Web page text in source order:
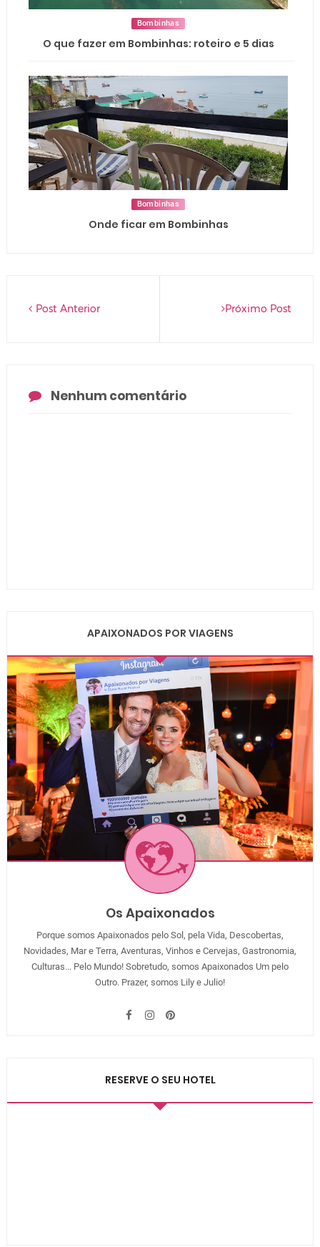
Bombinhas
O que fazer em Bombinhas: roteiro e 5 dias
Bombinhas
Onde ficar em Bombinhas
Próximo Post
Post Anterior
Nenhum comentário
APAIXONADOS POR VIAGENS
Os Apaixonados
Porque somos Apaixonados pelo Sol, pela Vida, Descobertas,
Novidades, Mar e Terra, Aventuras, Vinhos e Cervejas, Gastronomia,
Culturas... Pelo Mundo! Sobretudo, somos Apaixonados Um pelo
Outro. Prazer, somos Lily e Julio!
RESERVE O SEU HOTEL